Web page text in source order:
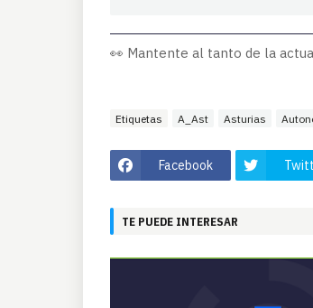
👀 Mantente al tanto de la
Etiquetas A_Ast Asturias
Facebook
TE PUEDE INTERESAR